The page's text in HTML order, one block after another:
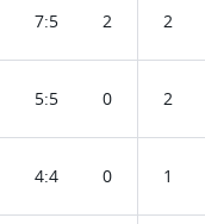
7:5 2 2
5:5 0 2
4:4 0 1